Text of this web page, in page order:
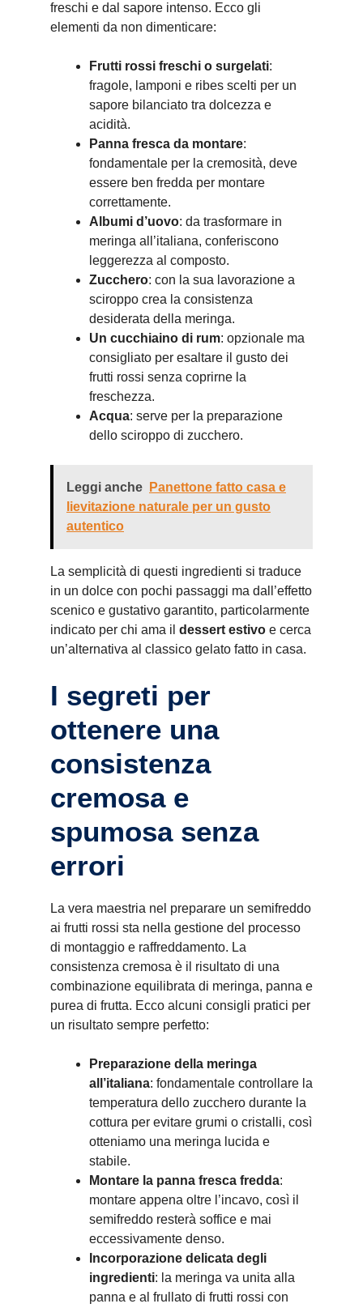
freschi e dal sapore intenso. Ecco gli
elementi da non dimenticare:
Frutti rossi freschi o surgelati:
fragole, lamponi e ribes scelti per un
sapore bilanciato tra dolcezza e
acidità.
Panna fresca da montare:
fondamentale per la cremosità, deve
essere ben fredda per montare
correttamente.
Albumi d’uovo: da trasformare in
meringa all’italiana, conferiscono
leggerezza al composto.
Zucchero: con la sua lavorazione a
sciroppo crea la consistenza
desiderata della meringa.
Un cucchiaino di rum: opzionale ma
consigliato per esaltare il gusto dei
frutti rossi senza coprirne la
freschezza.
Acqua: serve per la preparazione
dello sciroppo di zucchero.
Leggi anche
Panettone fatto casa e
lievitazione naturale per un gusto
autentico
La semplicità di questi ingredienti si traduce
in un dolce con pochi passaggi ma dall’effetto
scenico e gustativo garantito, particolarmente
indicato per chi ama il dessert estivo e cerca
un’alternativa al classico gelato fatto in casa.
I segreti per
ottenere una
consistenza
cremosa e
spumosa senza
errori
La vera maestria nel preparare un semifreddo
ai frutti rossi sta nella gestione del processo
di montaggio e raffreddamento. La
consistenza cremosa è il risultato di una
combinazione equilibrata di meringa, panna e
purea di frutta. Ecco alcuni consigli pratici per
un risultato sempre perfetto:
Preparazione della meringa
all’italiana: fondamentale controllare la
temperatura dello zucchero durante la
cottura per evitare grumi o cristalli, così
otteniamo una meringa lucida e
stabile.
Montare la panna fresca fredda:
montare appena oltre l’incavo, così il
semifreddo resterà soffice e mai
eccessivamente denso.
Incorporazione delicata degli
ingredienti: la meringa va unita alla
panna e al frullato di frutti rossi con